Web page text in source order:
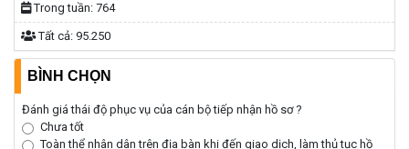
Trong tuần: 764
Tất cả: 95.250
BÌNH CHỌN
Đánh giá thái độ phục vụ của cán bộ tiếp nhận hồ sơ ?
Chưa tốt
Toàn thể nhân dân trên địa bàn khi đến giao dịch, làm thủ tục hồ